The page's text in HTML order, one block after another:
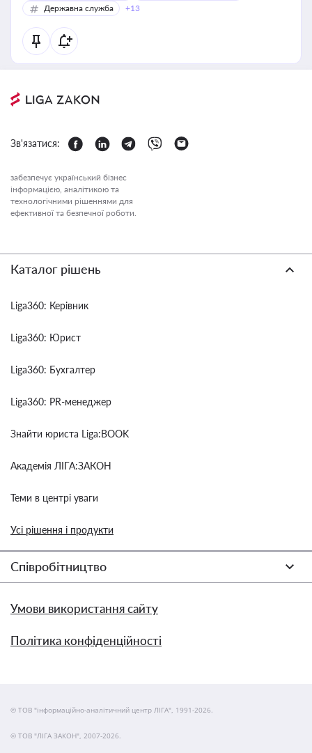
Державна служба
+13
Зв'язатися:
забезпечує український бізнес
інформацією, аналітикою та
технологічними рішеннями для
ефективної та безпечної роботи.
Каталог рішень
Liga360: Керівник
Liga360: Юрист
Liga360: Бухгалтер
Liga360: PR-менеджер
Знайти юриста Liga:BOOK
Академія ЛІГА:ЗАКОН
Теми в центрі уваги
Усі рішення і продукти
Співробітництво
Умови використання сайту
Політика конфіденційності
© ТОВ "інформаційно-аналітичний центр ЛІГА", 1991-2026.
© ТОВ "ЛІГА ЗАКОН", 2007-2026.